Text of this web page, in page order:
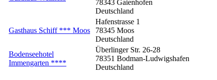
78343 Gaienhofen
Deutschland
Gasthaus Schiff *** Moos
Hafenstrasse 1
78345 Moos
Deutschland
Bodenseehotel
Immengarten ****
Überlinger Str. 26-28
78351 Bodman-Ludwigshafen
Deutschland